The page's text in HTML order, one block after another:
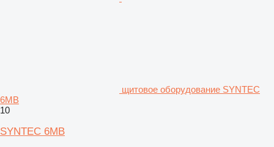
щитовое оборудование SYNTEC
6MB
10
SYNTEC 6MB